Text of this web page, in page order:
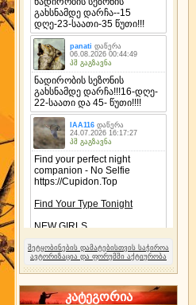
შეტყობინების დამატებისთვის საჭიროა
ავტორიზაცია და ფორუმში აქტიურობა
კატეგორია